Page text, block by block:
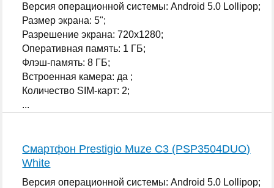
Версия операционной системы: Android 5.0 Lollipop;
Размер экрана: 5";
Разрешение экрана: 720x1280;
Оперативная память: 1 ГБ;
Флэш-память: 8 ГБ;
Встроенная камера: да ;
Количество SIM-карт: 2;
...
Смартфон Prestigio Muze C3 (PSP3504DUO)
White
Версия операционной системы: Android 5.0 Lollipop;